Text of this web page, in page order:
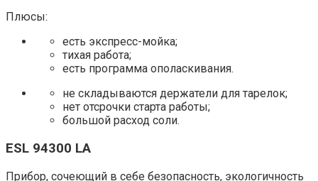
Плюсы:
есть экспресс-мойка;
тихая работа;
есть программа ополаскивания.
не складываются держатели для тарелок;
нет отсрочки старта работы;
большой расход соли.
ESL 94300 LA
Прибор, сочеющий в себе безопасность, экологичность